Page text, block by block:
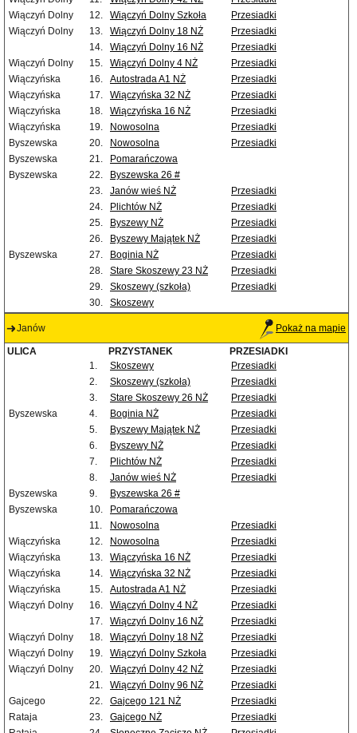
Wiączyń Dolny
12. Wiączyń Dolny Szkoła
Przesiadki
Wiączyń Dolny
13. Wiączyń Dolny 18 NŻ
Przesiadki
14.
Wiączyń Dolny 16 NŻ
Przesiadki
Wiączyń Dolny
15. Wiączyń Dolny 4 NŻ
Przesiadki
Wiączyńska
16. Autostrada A1 NŻ
Przesiadki
Wiączyńska
17. Wiączyńska 32 NŻ
Przesiadki
Wiączyńska
18. Wiączyńska 16 NŻ
Przesiadki
Wiączyńska
19. Nowosolna
Przesiadki
Byszewska
20. Nowosolna
Przesiadki
Byszewska
21.
Pomarańczowa
Byszewska
22.
Byszewska 26 #
23.
Janów wieś NŻ
Przesiadki
24.
Plichtów NŻ
Przesiadki
25.
Byszewy NŻ
Przesiadki
26.
Byszewy Majątek NŻ
Przesiadki
Byszewska
27. Boginia NŻ
Przesiadki
28.
Stare Skoszewy 23 NŻ
Przesiadki
29.
Skoszewy (szkoła)
Przesiadki
30.
Skoszewy
Janów Pokaż na mapie
ULICA PRZYSTANEK
PRZESIADKI
1.
Skoszewy
Przesiadki
2.
Skoszewy (szkoła)
Przesiadki
3.
Stare Skoszewy 26 NŻ
Przesiadki
Byszewska
4. Boginia NŻ
Przesiadki
5.
Byszewy Majątek NŻ
Przesiadki
6.
Byszewy NŻ
Przesiadki
7.
Plichtów NŻ
Przesiadki
8.
Janów wieś NŻ
Przesiadki
Byszewska
9.
Byszewska 26 #
Byszewska
10.
Pomarańczowa
11.
Nowosolna
Przesiadki
Wiączyńska
12. Nowosolna
Przesiadki
Wiączyńska
13. Wiączyńska 16 NŻ
Przesiadki
Wiączyńska
14. Wiączyńska 32 NŻ
Przesiadki
Wiączyńska
15. Autostrada A1 NŻ
Przesiadki
Wiączyń Dolny
16. Wiączyń Dolny 4 NŻ
Przesiadki
17.
Wiączyń Dolny 16 NŻ
Przesiadki
Wiączyń Dolny
18. Wiączyń Dolny 18 NŻ
Przesiadki
Wiączyń Dolny
19. Wiączyń Dolny Szkoła
Przesiadki
Wiączyń Dolny
20. Wiączyń Dolny 42 NŻ
Przesiadki
21.
Wiączyń Dolny 96 NŻ
Przesiadki
Gajcego
22. Gajcego 121 NŻ
Przesiadki
Rataja
23. Gajcego NŻ
Przesiadki